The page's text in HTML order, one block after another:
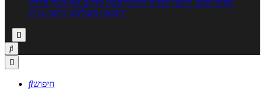
תזונה לבטן רגועה מרזים ללא דיאטה מזיזים את הגוף הרזיה
ורפואה משלימה גורמה ביתי



חיפוש